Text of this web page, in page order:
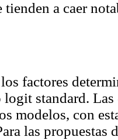
a caer
factores
logit standard.
modelos, con
las